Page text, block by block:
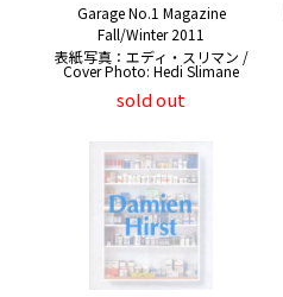
Garage No.1 Magazine
Fall/Winter 2011
表紙写真：エディ・スリマン /
Cover Photo: Hedi Slimane
sold out